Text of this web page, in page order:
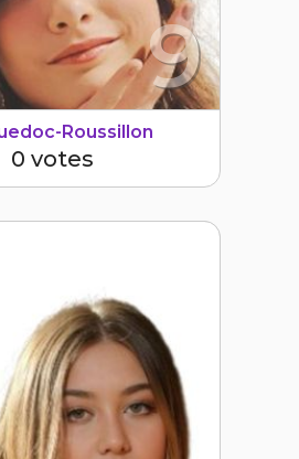
9
Roussillon
0 votes